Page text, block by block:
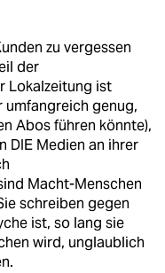
zu vergessen
der
Lokalzeitung ist
genug,
Abos führen könnte),
DIE Medien an ihrer
Macht-Menschen
schreiben gegen
ist, so lang sie
wird, unglaublich